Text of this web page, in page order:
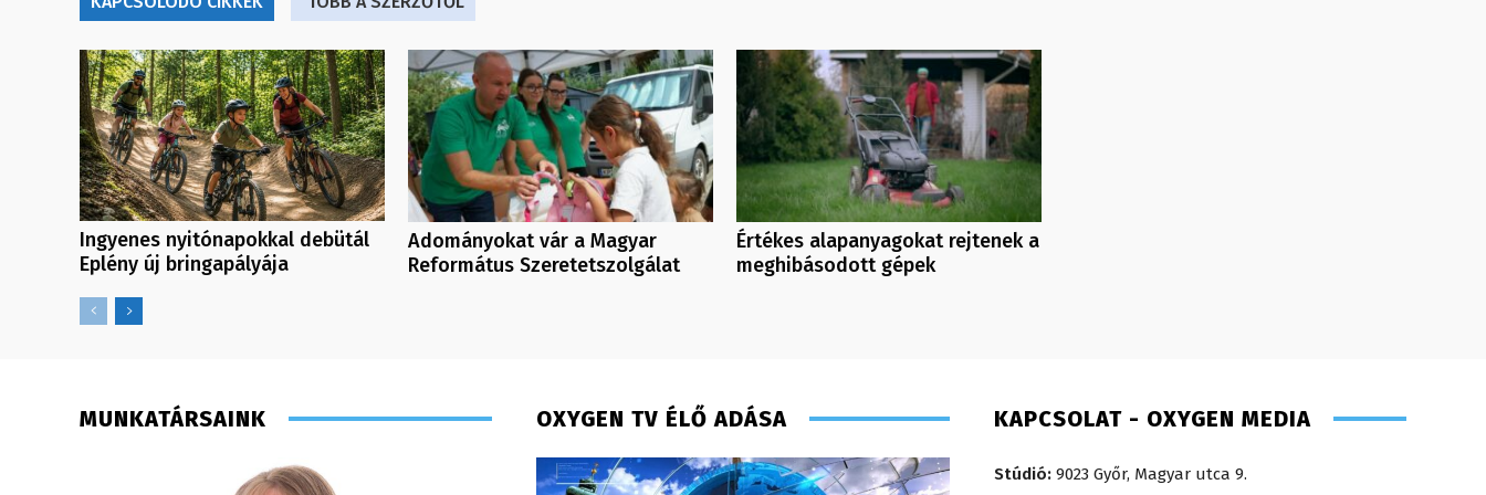
Ingyenes nyitónapokkal debütál
Eplény új bringapályája
Adományokat vár a Magyar
Református Szeretetszolgálat
Értékes alapanyagokat rejtenek a
meghibásodott gépek
MUNKATÁRSAINK OXYGEN TV ÉLŐ ADÁSA KAPCSOLAT - OXYGEN MEDIA
Stúdió: 9023 Győr, Magyar utca 9.